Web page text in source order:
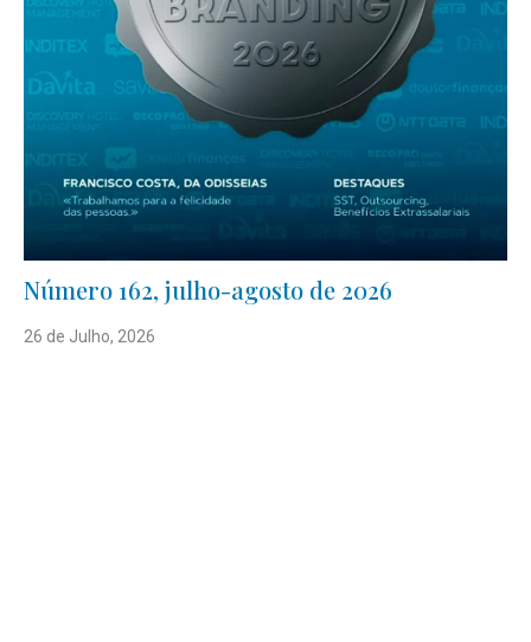
Número 162, julho-agosto de 2026
26 de Julho, 2026